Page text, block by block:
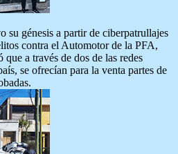
su génesis a partir de ciberpatrullajes
contra el Automotor de la PFA,
que a través de dos de las redes
se ofrecían para la venta partes de